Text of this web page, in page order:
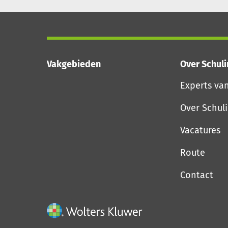
Vakgebieden
Over
Experts
Over
Vacatures
Route
Contact